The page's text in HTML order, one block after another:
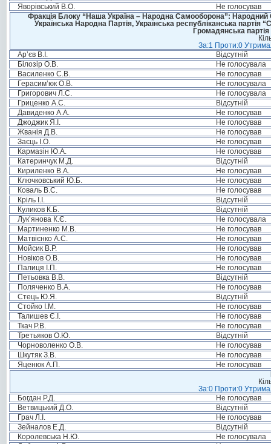
Яворівський В.О.
Не голосував
Фракція Блоку “Наша Україна – Народна Самооборона”: Народний
Українська Народна Партія, Українська республіканська
Громадянська
За:1 Проти:0
Ар’єв В.І.
Відсутній
Білозір О.В.
Не голосувала
Василенко С.В.
Не голосував
Герасим’юк О.В.
Не голосувала
Григорович Л.С.
Не голосувала
Гриценко А.С.
Відсутній
Давиденко А.А.
Не голосував
Джоджик Я.І.
Не голосував
Жванія Д.В.
Не голосував
Заєць І.О.
Не голосував
Кармазін Ю.А.
Не голосував
Катеринчук М.Д.
Відсутній
Кириленко В.А.
Не голосував
Ключковський Ю.Б.
Не голосував
Коваль В.С.
Не голосував
Кріль І.І.
Відсутній
Куликов К.Б.
Відсутній
Лук’янова К.Є.
Не голосувала
Мартиненко М.В.
Не голосував
Матвієнко А.С.
Не голосував
Мойсик В.Р.
Не голосував
Новіков О.В.
Не голосував
Палиця І.П.
Не голосував
Петьовка В.В.
Відсутній
Поляченко В.А.
Не голосував
Стець Ю.Я.
Відсутній
Стойко І.М.
Не голосував
Талишев Є.І.
Не голосував
Ткач Р.В.
Не голосував
Третьяков О.Ю.
Відсутній
Чорноволенко О.В.
Не голосував
Шкутяк З.В.
Не голосував
Яценюк А.П.
Не голосував
За:0 Проти:0
Богдан Р.Д.
Не голосував
Ветвицький Д.О.
Відсутній
Грач Л.І.
Не голосував
Зейналов Е.Д.
Відсутній
Королевська Н.Ю.
Не голосувала